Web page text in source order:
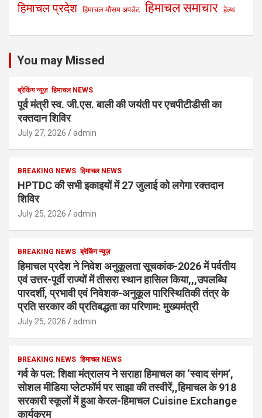
हिमाचल प्रदेश हिमाचल मौसम अपडेट हिमाचल समाचार हेल्थ
You may Missed
ब्रेकिंग न्यूज़ हिमाचल NEWS
पूर्व मंत्री स्व. जी.एस. बाली की जयंती पर एचपीटीडीसी का
रक्तदान शिविर
July 27, 2026 admin
BREAKING NEWS हिमाचल NEWS
HPTDC की सभी इकाइयों में 27 जुलाई को लगेगा रक्तदान
शिविर
July 25, 2026 admin
BREAKING NEWS ब्रेकिंग न्यूज़
हिमाचल प्रदेश ने निवेश अनुकूलता सूचकांक-2026 में पर्वतीय
एवं उत्तर-पूर्वी राज्यों में तीसरा स्थान हासिल किया,,,उपलब्धि
पारदर्शी, प्रभावी एवं निवेशक-अनुकूल पारिस्थितिकी तंत्र के
प्रति सरकार की प्रतिबद्धता का परिणाम: मुख्यमंत्री
July 25, 2026 admin
BREAKING NEWS हिमाचल NEWS
गर्व के पल: शिक्षा मंत्रालय ने सराहा हिमाचल का ‘स्वाद संगम’,
सोशल मीडिया प्लेटफॉर्म पर साझा की तस्वीरें,,हिमाचल के 918
सरकारी स्कूलों में हुआ केरल-हिमाचल Cuisine Exchange
कार्यक्रम